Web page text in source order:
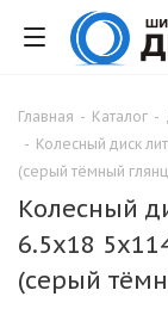
Главная - Каталог -
- Колесный диск
(серый тёмный
Колесный
6.5x18
(серый